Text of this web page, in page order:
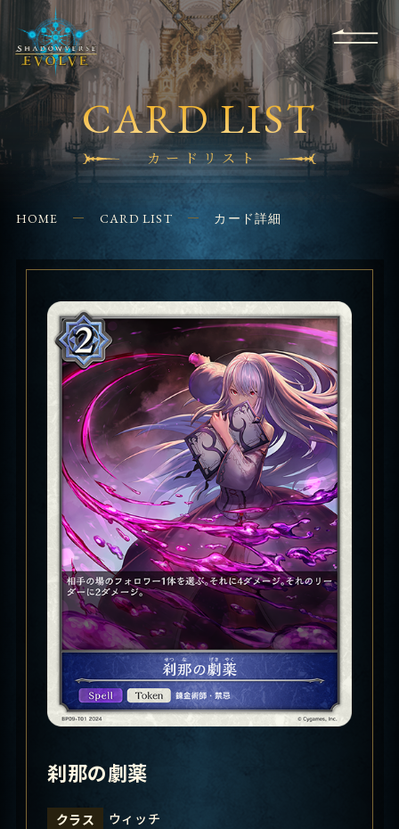
Q&A
EVENT SHOPS
FOR
BEGINNERS
APPLICATION
CONTACT
CARD LIST
カードリスト
HOME CARD LIST カード詳細
刹那の劇薬
クラス
ウィッチ